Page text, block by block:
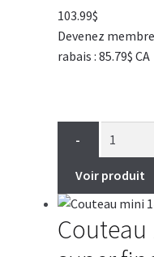
103.99$
Devenez
rabais : 85.79$ CA
-
Voir produit
Couteau